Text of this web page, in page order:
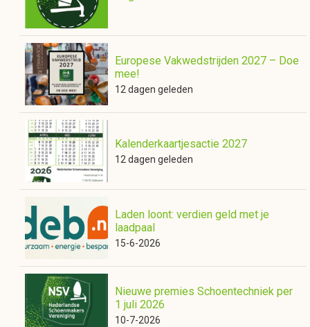
Europese Vakwedstrijden 2027 – Doe
mee!
12 dagen geleden
Kalenderkaartjesactie 2027
12 dagen geleden
Laden loont: verdien geld met je
laadpaal
15-6-2026
Nieuwe premies Schoentechniek per
1 juli 2026
10-7-2026